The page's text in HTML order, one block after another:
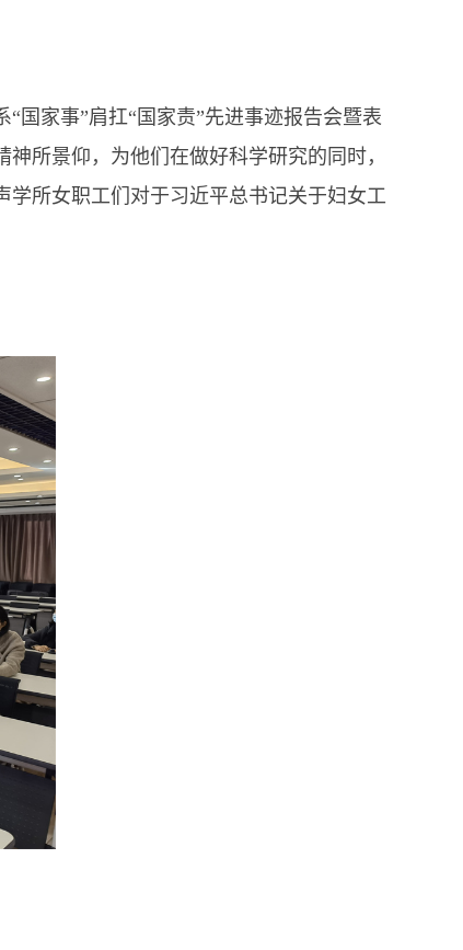
家事”肩扛“国家责”先进事迹报告会暨表
所景仰，为他们在做好科学研究的同时，
所女职工们对于习近平总书记关于妇女工